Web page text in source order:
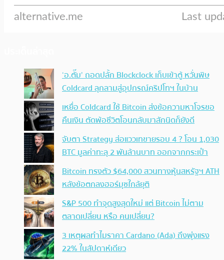
‘อ.ตั๊ม’ ถอดปลั้ก Blockclock เก็บเข้าตู้ หวั่นพิษ
Coldcard ลุกลามสู่อุปกรณ์คริปโทฯ ในบ้าน
เหยื่อ Coldcard ใช้ Bitcoin ส่งข้อความหาโจรขอ
คืนเงิน ตัดพ้อชีวิตโอนกลับมาสักนิดก็ยังดี
จับตา Strategy ส่อแววเทขายรอบ 4 ? โอน 1,030
BTC มูลค่าทะลุ 2 พันล้านบาท ออกจากกระเป๋า
Bitcoin ทรงตัว $64,000 สวนทางหุ้นสหรัฐฯ ATH
หลังข้อตกลงฮอร์มุซใกล้ยุติ
S&P 500 ทำจุดสูงสุดใหม่ แต่ Bitcoin ไม่ตาม
ตลาดเปลี่ยน หรือ คนเปลี่ยน?
3 เหตุผลทำไมราคา Cardano (Ada) ถึงพุ่งแรง
22% ในสัปดาห์เดียว